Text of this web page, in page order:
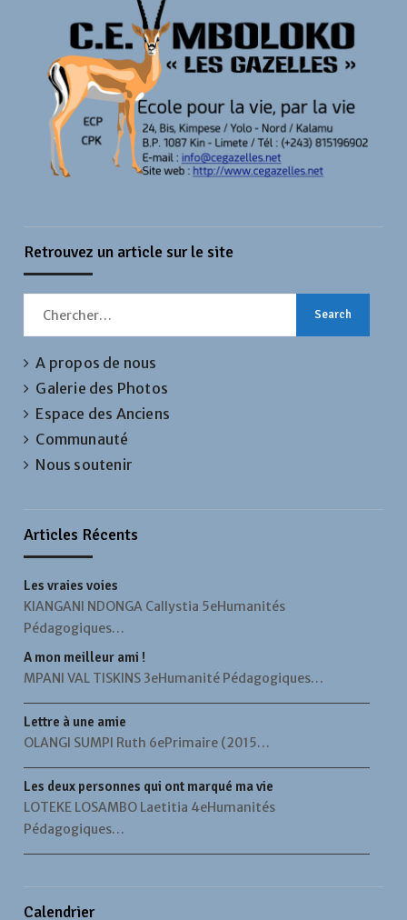
Retrouvez un article sur le site
Search
A propos de nous
Galerie des Photos
Espace des Anciens
Communauté
Nous soutenir
Articles Récents
Les vraies voies
KIANGANI NDONGA Callystia 5eHumanités
Pédagogiques…
A mon meilleur ami !
MPANI VAL TISKINS 3eHumanité Pédagogiques…
Lettre à une amie
OLANGI SUMPI Ruth 6ePrimaire (2015…
Les deux personnes qui ont marqué ma vie
LOTEKE LOSAMBO Laetitia 4eHumanités
Pédagogiques…
Calendrier